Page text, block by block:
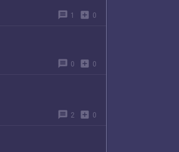
message 1 add_box 0
message 0 add_box 0
message 2 add_box 0